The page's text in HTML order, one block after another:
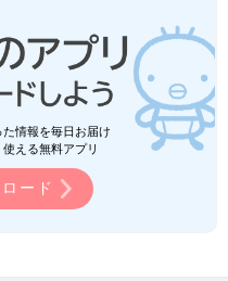
情報を毎日お届け
える無料アプリ
ード